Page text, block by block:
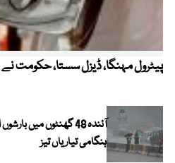
پیٹرول مہنگا، ڈیزل سستا، حکومت نے
آئندہ 48 گھنٹوں میں
ہنگامی تیاریاں تیز